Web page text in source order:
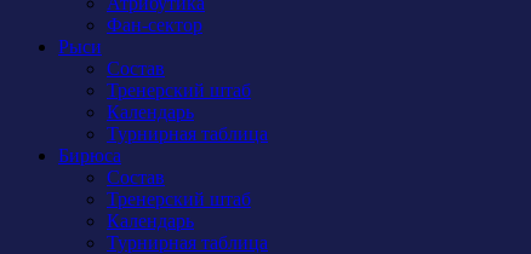
Фан-сектор
Рыси
Состав
Тренерский штаб
Календарь
Турнирная таблица
Бирюса
Состав
Тренерский штаб
Календарь
Турнирная таблица